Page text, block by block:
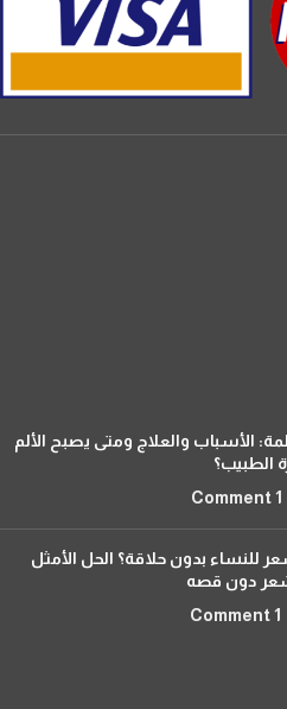
الأسباب والعلاج ومتى يصبح الألم
الطبيب؟
1 Comment
للنساء بدون حلاقة؟ الحل الأمثل
دون قصه
1 Comment